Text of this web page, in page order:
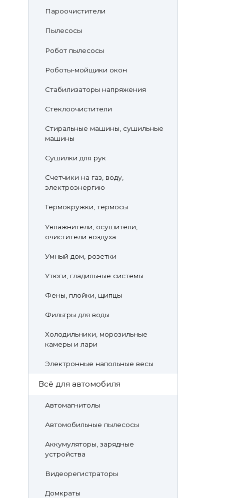
Пароочистители
Пылесосы
Робот пылесосы
Роботы-мойщики окон
Стабилизаторы напряжения
Стеклоочистители
Стиральные машины, сушильные
машины
Сушилки для рук
Счетчики на газ, воду,
электроэнергию
Термокружки, термосы
Увлажнители, осушители,
очистители воздуха
Умный дом, розетки
Утюги, гладильные системы
Фены, плойки, щипцы
Фильтры для воды
Холодильники, морозильные
камеры и лари
Электронные напольные весы
Всё для автомобиля
Автомагнитолы
Автомобильные пылесосы
Аккумуляторы, зарядные
устройства
Видеорегистраторы
Домкраты